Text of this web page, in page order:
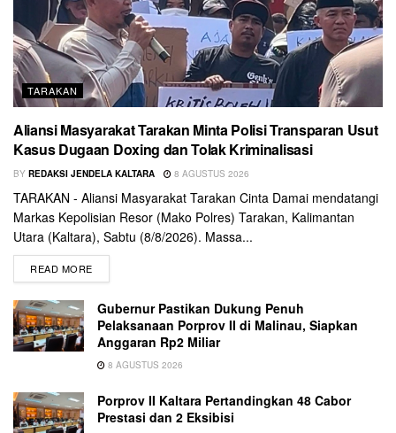
TARAKAN
Aliansi Masyarakat Tarakan Minta Polisi Transparan Usut
Kasus Dugaan Doxing dan Tolak Kriminalisasi
BY REDAKSI JENDELA KALTARA 8 AGUSTUS 2026
TARAKAN - Aliansi Masyarakat Tarakan Cinta Damai mendatangi
Markas Kepolisian Resor (Mako Polres) Tarakan, Kalimantan
Utara (Kaltara), Sabtu (8/8/2026). Massa...
READ MORE
Gubernur Pastikan Dukung Penuh
Pelaksanaan Porprov II di Malinau, Siapkan
Anggaran Rp2 Miliar
8 AGUSTUS 2026
Porprov II Kaltara Pertandingkan 48 Cabor
Prestasi dan 2 Eksibisi